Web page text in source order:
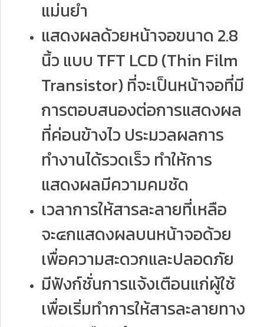
แม่นยำ
แสดงผลด้วยหน้าจอขนาด 2.8
นิ้ว แบบ TFT LCD (Thin Film
Transistor) ที่จะเป็นหน้าจอที่มี
การตอบสนองต่อการแสดงผล
ที่ค่อนข้างไว ประมวลผลการ
ทำงานได้รวดเร็ว ทำให้การ
แสดงผลมีความคมชัด
เวลาการให้สารละลายที่เหลือ
จะ๔กแสดงผลบนหน้าจอด้วย
เพื่อความสะดวกและปลอดภัย
มีฟังก์ชั่นการแจ้งเตือนแก่ผู้ใช้
เพื่อเริ่มทำการให้สารละลายทาง